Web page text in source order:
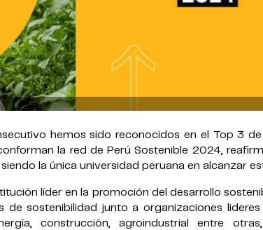
hemos sido reconocidos en el Top 3
la red de Perú Sostenible 2024,
la única universidad peruana en alcanzar
líder en la promoción del desarrollo
sostenibilidad junto a organizaciones lideres
construcción, agroindustrial entre